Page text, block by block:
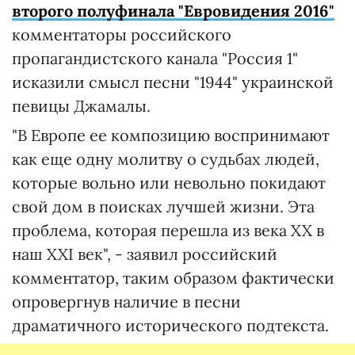
второго полуфинала"Евровидения 2016"
комментаторы российского
пропагандистского канала "Россия 1"
исказили смысл песни "1944" украинской
певицы Джамалы.
"В Европе ее композицию воспринимают
как еще одну молитву о судьбах людей,
которые вольно или невольно покидают
свой дом в поисках лучшей жизни. Эта
проблема, которая перешла из века XX в
наш XXI век", - заявил российский
комментатор, таким образом фактически
опровергнув наличие в песни
драматичного исторического подтекста.